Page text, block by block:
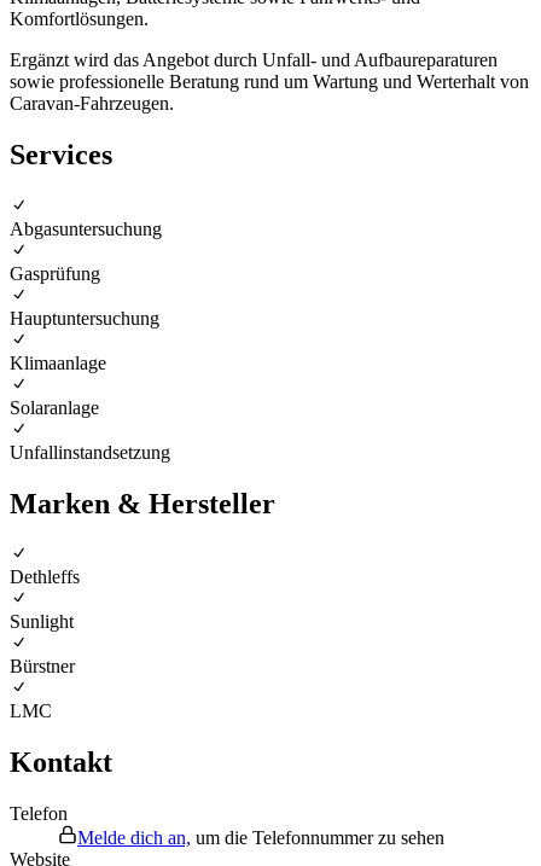
Komfortlösungen.
Ergänzt wird das Angebot durch Unfall- und Aufbaureparaturen
sowie professionelle Beratung rund um Wartung und Werterhalt von
Caravan-Fahrzeugen.
Services
Abgasuntersuchung
Gasprüfung
Hauptuntersuchung
Klimaanlage
Solaranlage
Unfallinstandsetzung
Marken & Hersteller
Dethleffs
Sunlight
Bürstner
LMC
Kontakt
Telefon
Melde dich an, um die Telefonnummer zu sehen
Website